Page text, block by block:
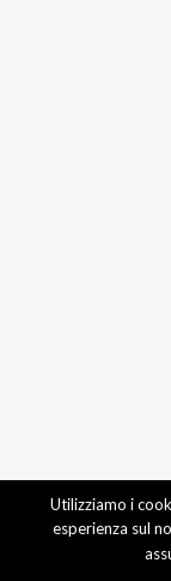
Utilizziamo i
esperienza sul